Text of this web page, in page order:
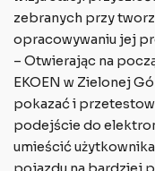
zebranych przy
opracowywaniu jej
– Otwierając na
EKOEN w Zielonej
pokazać i
podejście do
umieścić